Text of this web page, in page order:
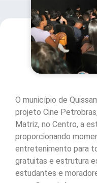
O município de
projeto Cine
Matriz, no Centro, a
proporcionando
entretenimento para
gratuitas e estrutura
estudantes e